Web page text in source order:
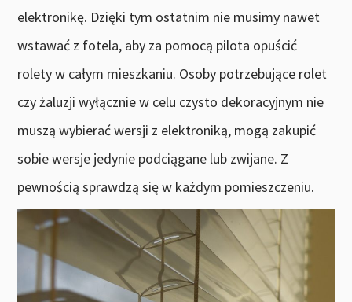
elektronikę. Dzięki tym ostatnim nie musimy nawet
wstawać z fotela, aby za pomocą pilota opuścić
rolety w całym mieszkaniu. Osoby potrzebujące rolet
czy żaluzji wyłącznie w celu czysto dekoracyjnym nie
muszą wybierać wersji z elektroniką, mogą zakupić
sobie wersje jedynie podciągane lub zwijane. Z
pewnością sprawdzą się w każdym pomieszczeniu.